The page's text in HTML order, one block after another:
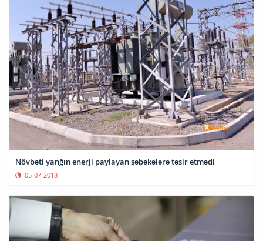
Növbəti yanğın enerji paylayan şəbəkələrə təsir etmədi
05-07-2018